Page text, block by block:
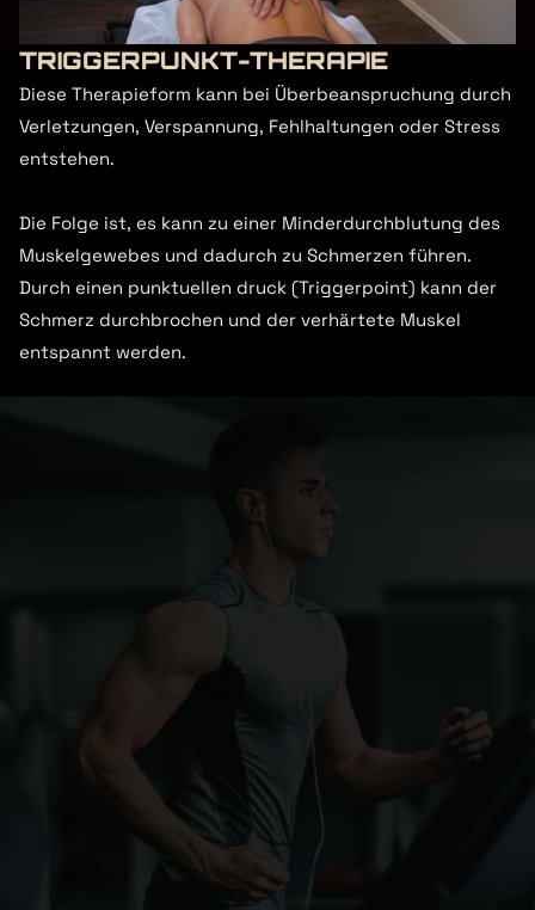
TRIGGERPUNKT-THERAPIE
Diese Therapieform kann bei Überbeanspruchung durch
Verletzungen, Verspannung, Fehlhaltungen oder Stress
entstehen.
Die Folge ist, es kann zu einer Minderdurchblutung des
Muskelgewebes und dadurch zu Schmerzen führen.
Durch einen punktuellen druck (Triggerpoint) kann der
Schmerz durchbrochen und der verhärtete Muskel
entspannt werden.
Behandlungen für akute & chronische
Ganzheitliche Ansätze zur nachhaltigen
Schmerzfreiheit und Beweglichkeit